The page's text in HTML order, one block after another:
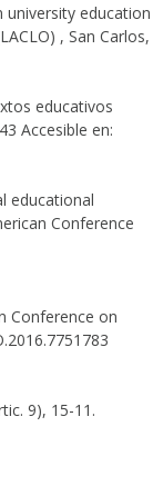
university education
, San Carlos,
educativos
Accesible en:
educational
Conference
Conference on
9), 15-11.